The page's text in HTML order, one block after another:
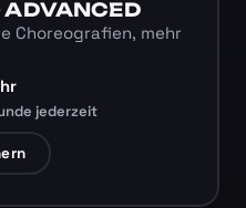
ADVANCED
Choreografien, mehr
jederzeit